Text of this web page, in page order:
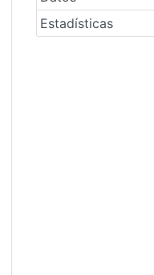
Estadísticas